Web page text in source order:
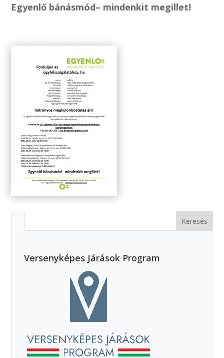
Egyenlő bánásmód– mindenkit megillet!
Versenyképes Járások Program